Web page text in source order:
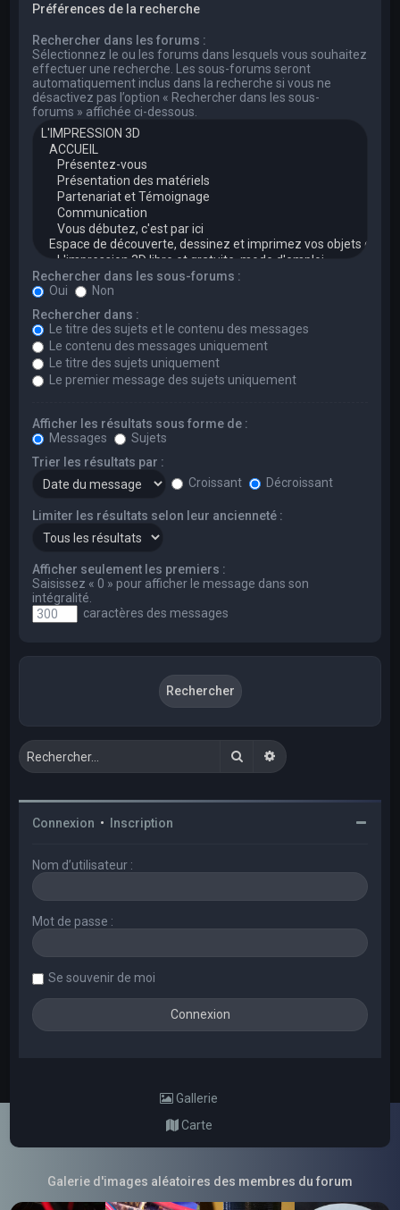
Préférences de la recherche
Rechercher dans les forums :
Sélectionnez le ou les forums dans lesquels vous souhaitez
effectuer une recherche. Les sous-forums seront
automatiquement inclus dans la recherche si vous ne
désactivez pas l’option « Rechercher dans les sous-
forums » affichée ci-dessous.
Rechercher dans les sous-forums :
Oui
Non
Rechercher dans :
Le titre des sujets et le contenu des messages
Le contenu des messages uniquement
Le titre des sujets uniquement
Le premier message des sujets uniquement
Afficher les résultats sous forme de :
Messages
Sujets
Trier les résultats par :
Croissant
Décroissant
Limiter les résultats selon leur ancienneté :
Afficher seulement les premiers :
Saisissez « 0 » pour afficher le message dans son
intégralité.
caractères des messages
RechercherRecherche avancée
Connexion • Inscription
Nom d’utilisateur :
Mot de passe :
Se souvenir de moi
Gallerie
Carte
Galerie d'images aléatoires des membres du forum